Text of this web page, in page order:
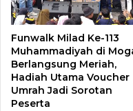
Funwalk Milad Ke-113
Muhammadiyah di
Berlangsung Meriah,
Hadiah Utama Voucher
Umrah Jadi Sorotan
Peserta